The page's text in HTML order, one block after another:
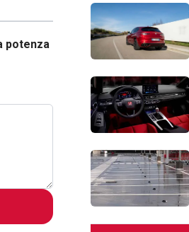
potenza